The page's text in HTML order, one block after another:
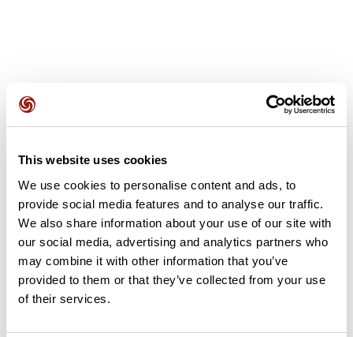
This website uses cookies
We use cookies to personalise content and ads, to
provide social media features and to analyse our traffic.
We also share information about your use of our site with
our social media, advertising and analytics partners who
may combine it with other information that you’ve
provided to them or that they’ve collected from your use
of their services.
Ajouter un avis
Découvrez ce parcours de vélo de 72 km à proximité de